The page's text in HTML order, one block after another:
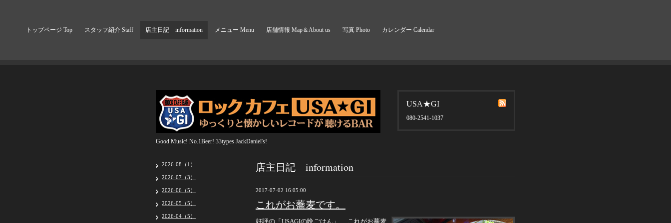
トップページ Top スタッフ紹介 Staff 店主日記 information メニュー Menu 店舗情報 Map＆About us 写真 Photo カレンダー Calendar
USA★GI
080-2541-1037
Good Music! No.1Beer! 33types JackDaniel's!
店主日記 information
2017-07-02 16:05:00
これがお蕎麦です。
好評の「USAGIの晩ごはん」、 これがお蕎麦
2026-08（1）
2026-07（3）
2026-06（5）
2026-05（5）
2026-04（5）